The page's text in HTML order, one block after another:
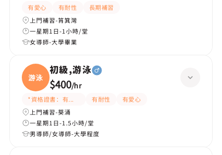
有愛心 有耐性
長期補習
上門補習-筲箕灣
一星期1日-1小時/堂
女導師-大學畢業
游泳
初級,游泳
$400/hr
*資格證書：有教練牌 有耐性
有愛心
上門補習-葵涌
一星期1日-1.5小時/堂
男導師/女導師-大學程度